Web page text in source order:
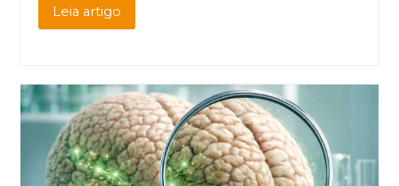
Leia artigo